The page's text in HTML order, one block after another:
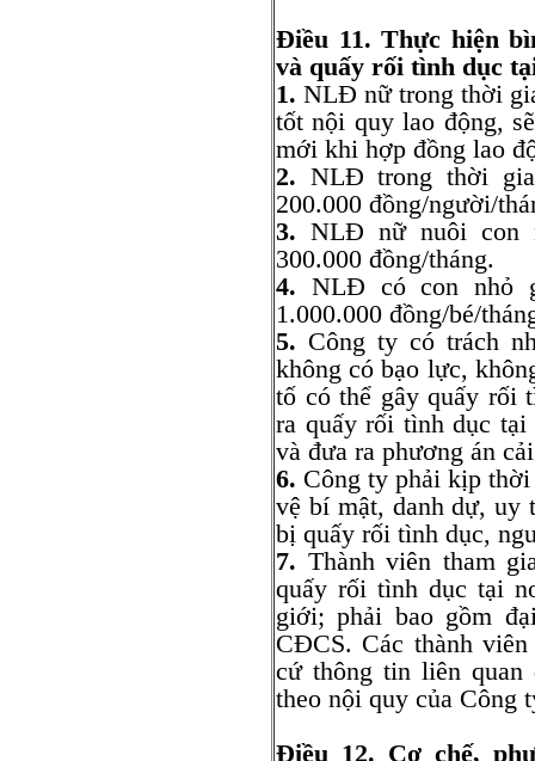
Điều 11.Thực hiệnb
và quấy rối tình dục
1. NLĐ nữ trong thời
tốt nội quy lao động,
mới khi hợp đồng lao
2. NLĐ trong thời
200.000 đồng/người/
3. NLĐ nữ nuôi con
300.000 đồng/tháng.
4. NLĐ có con nhỏ
1.000.000 đồng/bé/
5. Công ty có trách
không có bạo lực,
tố có thể gây quấy rối
ra quấy rối tình dục
và đưa ra phương án
6. Công ty phải kịp
vệ bí mật, danh dự, uy
bị quấy rối tình dục,
7. Thành viên tham
quấy rối tình dục tại
giới; phải bao gồm
CĐCS. Các thành
cứ thông tin liên
theo nội quy của Công
Điều 12. Cơ chế,